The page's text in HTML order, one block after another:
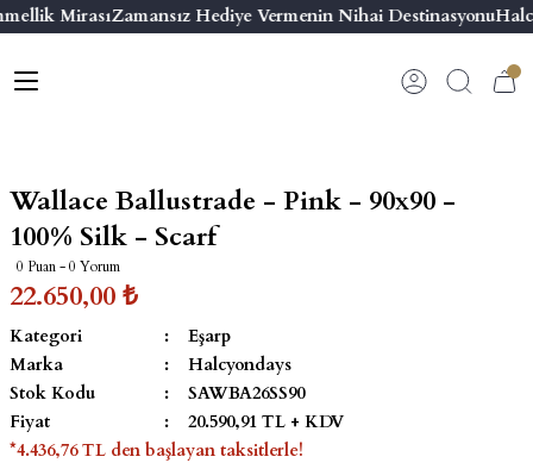
MirasıZamansız Hediye Vermenin Nihai Destinasyonu
Geri Dön
Geri Dön
ve Aksesuarlar
Mum
Geri Dön
Geri Dön
Seriler
Elephant
Wallace Ballustrade - Pink - 90x90 -
100% Silk - Scarf
0 Puan - 0 Yorum
22.650,00 ₺
Kategori
Eşarp
Marka
Halcyondays
Stok Kodu
SAWBA26SS90
Fiyat
20.590,91 TL + KDV
*4.436,76 TL den başlayan taksitlerle!